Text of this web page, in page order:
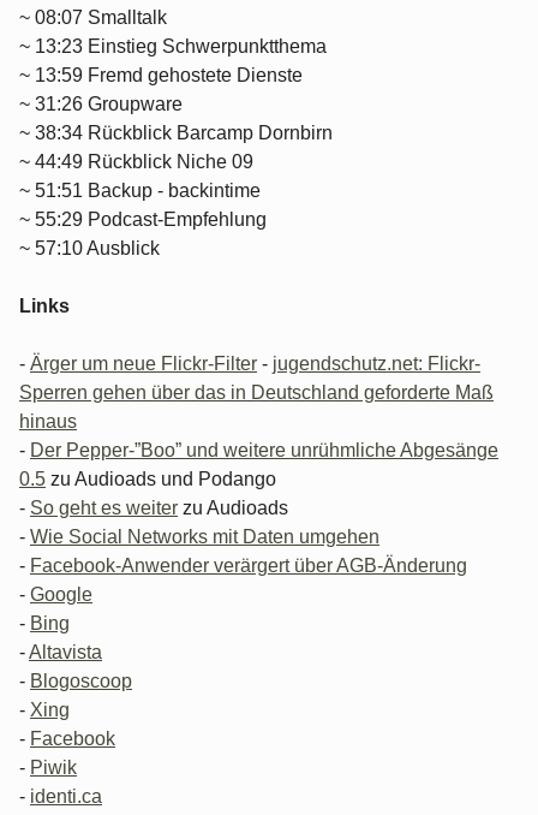
~ 08:07 Smalltalk
~ 13:23 Einstieg Schwerpunktthema
~ 13:59 Fremd gehostete Dienste
~ 31:26 Groupware
~ 38:34 Rückblick Barcamp Dornbirn
~ 44:49 Rückblick Niche 09
~ 51:51 Backup - backintime
~ 55:29 Podcast-Empfehlung
~ 57:10 Ausblick
Links
- Ärger um neue Flickr-Filter - jugendschutz.net: Flickr-
Sperren gehen über das in Deutschland geforderte Maß
hinaus
- Der Pepper-”Boo” und weitere unrühmliche Abgesänge
0.5 zu Audioads und Podango
- So geht es weiter zu Audioads
- Wie Social Networks mit Daten umgehen
- Facebook-Anwender verärgert über AGB-Änderung
- Google
- Bing
-Altavista
- Blogoscoop
- Xing
- Facebook
- Piwik
- identi.ca